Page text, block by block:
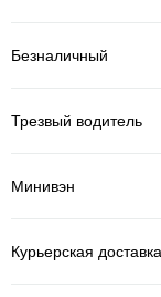
Безналичный
Трезвый водитель
Минивэн
Курьерская доставка